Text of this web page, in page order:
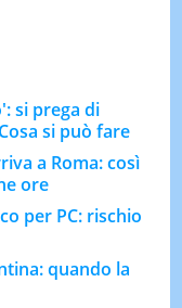
si prega di
si può fare
a Roma: così
ore
per PC: rischio
quando la